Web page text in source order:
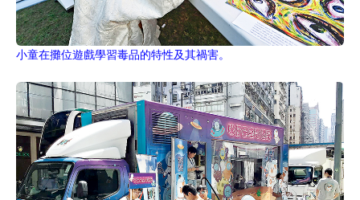
小童在攤位遊戲學習毒品的特性及其禍害。